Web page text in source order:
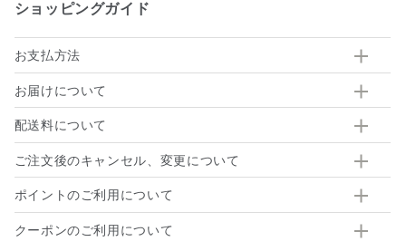
ショッピングガイド
お支払方法
お届けについて
配送料について
ご注文後のキャンセル、変更について
ポイントのご利用について
クーポンのご利用について